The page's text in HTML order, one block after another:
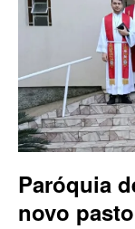
Paróquia
novo